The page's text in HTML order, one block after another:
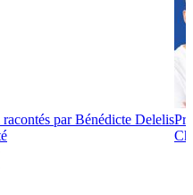
par Bénédicte Delelis